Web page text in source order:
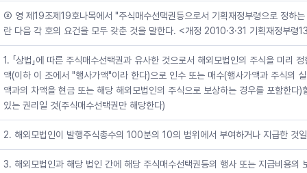
③ 영 제19조제19호나목에서 "주식매수선택권등으로서 기획재정부령으로 정하
란 다음 각 호의 요건을 모두 갖춘 것을 말한다. <개정 2010·3·31 기획재정부령
1. 「상법」에 따른 주식매수선택권과 유사한 것으로서 해외모법인의 주식을 미리
액(이하 이 조에서 "행사가액"이라 한다)으로 인수 또는 매수(행사가액과 주식의
액과의 차액을 현금 또는 해당 해외모법인의 주식으로 보상하는 경우를 포함한다)
있는 권리일 것(주식매수선택권만 해당한다)
2. 해외모법인이 발행주식총수의 100분의 10의 범위에서 부여하거나 지급한 것
3. 해외모법인과 해당 법인 간에 해당 주식매수선택권등의 행사 또는 지급비용의